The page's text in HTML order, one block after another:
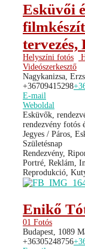
Esküvői
Helyszíni fotós
Videószerkesztő
Nagykanizsa,
+36709415298
E-mail
Weboldal
Esküvők,
rendezvény fotós
Jegyes / Páros,
Születésnap
Rendezvény,
Portré, Reklám,
Reprodukció,
Enikő
01 Fotós
Budapest, 1089
+36305248756